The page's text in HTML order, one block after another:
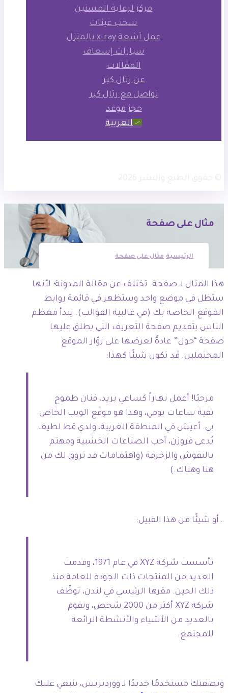
مركز لرعاية المسنين
سحب عينات
عمل أشعة x-ray بالمنزل
سيارات إسعاف
المقالات
عن رتال كير
تواصل مع رتال كير
حجز موعد
العربية
مثال على صفحة
الرئيسية مثال على صفحة
هذا المثال لـ صفحة. تختلف عن مقالة المدونة؛ لأنها
ستظل في موضع واحد وستظهر في قائمة روابط
الموقع الخاصة بك (في غالبية القوالب). يبدأ معظم
الناس بتقديم صفحة التعريف التي يطلق عليها
صفحة “حول” عادةً لعرضها على زوّار الموقع
المحتملين. قد تكون شيئًا كهذا:
مرحبًا! أعمل نهاراً كساعي بريد، فنان طموح
بقية ساعات يومي، وهذا هو موقع الويب الخاص
بي. أعيش في المنطقة الغربية، ولدي قط لطيف
يُدعى فروزن، أحب الصناعات الخشبية ومهتم
بالنقوش والزخرفة (واهتمامات قد تروق لك من
هنا وهناك.)
…أو شيئًا من هذا القبيل:
تأسست شركة XYZ في عام 1971، وقدمت
العديد من المنتجات ذات الجودة للعامة منذ
ذلك الحين. مقرها الرئيسي في لندن، توظّف
شركة XYZ أكثر من 2000 شخص، وتقوم
بالعديد من الأشياء والأنشطة الرائعة
للمجتمع.
وبصفتك مستخدمًا جديدًا لـ ووردبريس، ينبغي عليك